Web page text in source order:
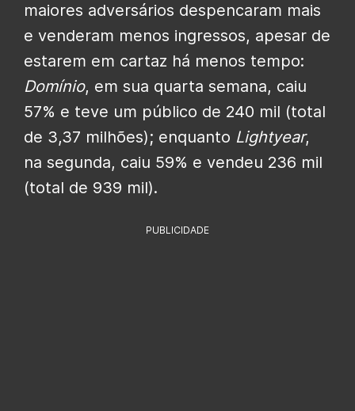
maiores adversários despencaram mais
e venderam menos ingressos, apesar de
estarem em cartaz há menos tempo:
Domínio, em sua quarta semana, caiu
57% e teve um público de 240 mil (total
de 3,37 milhões); enquanto Lightyear,
na segunda, caiu 59% e vendeu 236 mil
(total de 939 mil).
PUBLICIDADE